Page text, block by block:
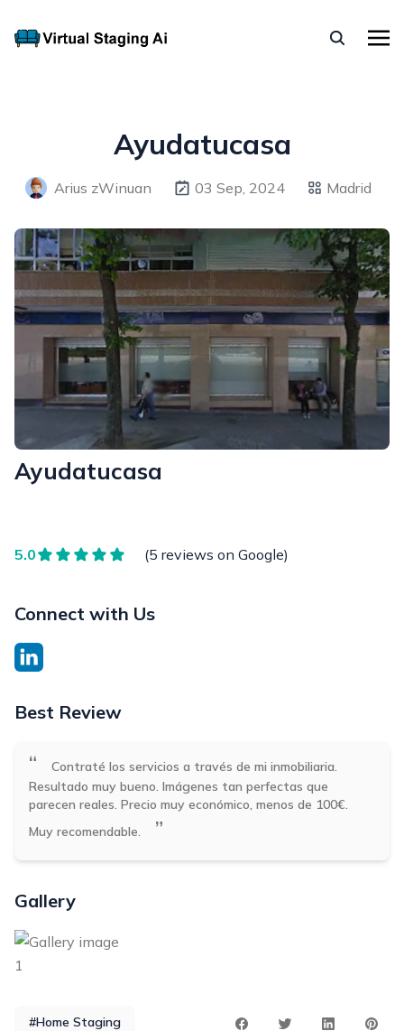
Ayudatucasa
Arius zWinuan 03 Sep, 2024 Madrid
Ayudatucasa
5.0 (5 reviews on Google)
Connect with Us
Best Review
“
Contraté los servicios a través de mi inmobiliaria.
Resultado muy bueno. Imágenes tan perfectas que
parecen reales. Precio muy económico, menos de 100€.
Muy recomendable.
”
Gallery
#Home Staging